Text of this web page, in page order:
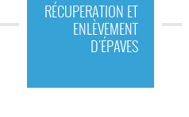
RÉCUPERATION ET
ENLÈVEMENT
D'ÉPAVES